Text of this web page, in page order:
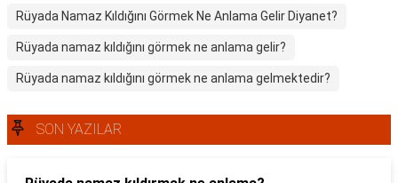
Rüyada Namaz Kıldığını Görmek Ne Anlama Gelir Diyanet?
Rüyada namaz kıldığını görmek ne anlama gelir?
Rüyada namaz kıldığını görmek ne anlama gelmektedir?
SON YAZILAR